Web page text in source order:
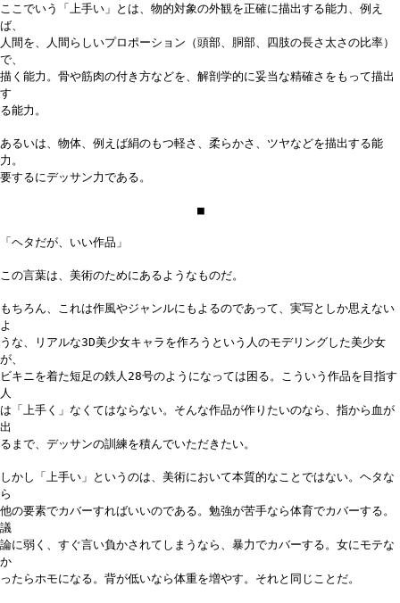
ここでいう「上手い」とは、物的対象の外観を正確に描出する能力、例え
ば、
人間を、人間らしいプロポーション（頭部、胴部、四肢の長さ太さの比率）
で、
描く能力。骨や筋肉の付き方などを、解剖学的に妥当な精確さをもって描出
す
る能力。
あるいは、物体、例えば絹のもつ軽さ、柔らかさ、ツヤなどを描出する能
力。
要するにデッサン力である。
■
「ヘタだが、いい作品」
この言葉は、美術のためにあるようなものだ。
もちろん、これは作風やジャンルにもよるのであって、実写としか思えない
よ
うな、リアルな3D美少女キャラを作ろうという人のモデリングした美少女
が、
ビキニを着た短足の鉄人28号のようになっては困る。こういう作品を目指す
人
は「上手く」なくてはならない。そんな作品が作りたいのなら、指から血が
出
るまで、デッサンの訓練を積んでいただきたい。
しかし「上手い」というのは、美術において本質的なことではない。ヘタな
ら
他の要素でカバーすればいいのである。勉強が苦手なら体育でカバーする。
議
論に弱く、すぐ言い負かされてしまうなら、暴力でカバーする。女にモテな
か
ったらホモになる。背が低いなら体重を増やす。それと同じことだ。